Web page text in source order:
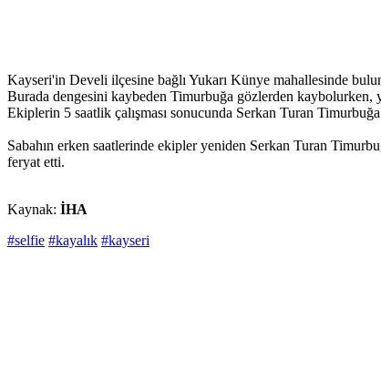
Kayseri'in Develi ilçesine bağlı Yukarı Künye mahallesinde
Burada dengesini kaybeden Timurbuğa gözlerden kaybolurken,
Ekiplerin 5 saatlik çalışması sonucunda Serkan Turan
Sabahın erken saatlerinde ekipler yeniden Serkan Turan
feryat etti.
Kaynak: İHA
#selfie #kayalık #kayseri